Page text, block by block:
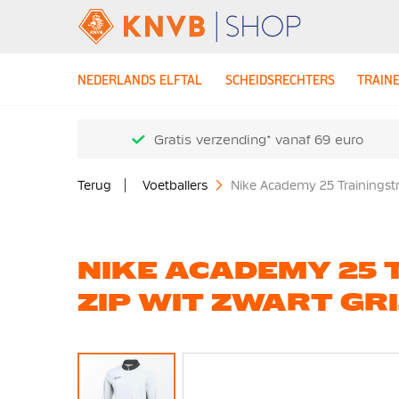
NEDERLANDS ELFTAL SCHEIDSRECHTERS
Gratis verzending* vanaf 69 euro
Terug Voetballers Nike Academy 25
NIKE ACADEMY 25
ZIP WIT ZWART
Ga